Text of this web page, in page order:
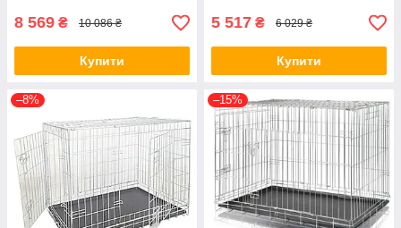
8 569 ₴ 10 086 ₴
Купити
5 517 ₴ 6 029 ₴
Купити
–8% –15%